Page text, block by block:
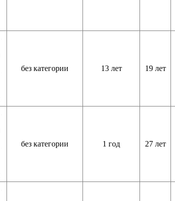
без категории 13 лет 19 лет
без категории 1 год 27 лет